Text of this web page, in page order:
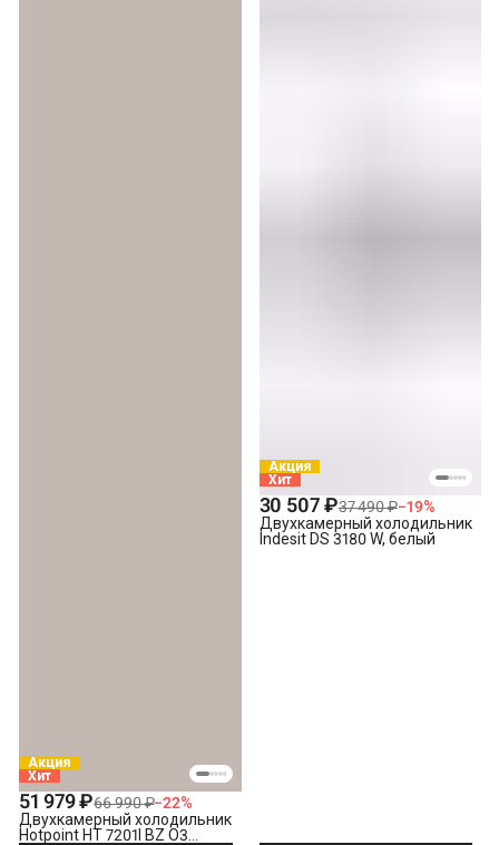
Акция
Хит
51 979 ₽66 990 ₽−22%
Двухкамерный холодильник
Hotpoint HT 7201I BZ O3
Акция
Хит
30 507 ₽37 490 ₽−19%
Двухкамерный холодильник
Indesit DS 3180 W, белый